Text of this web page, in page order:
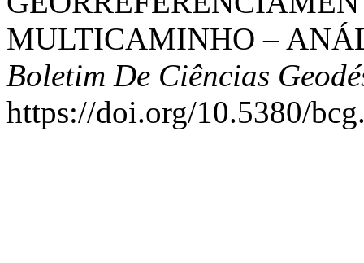
MULTICAMINHO –
Boletim De Ciências
https://doi.org/10.5380/